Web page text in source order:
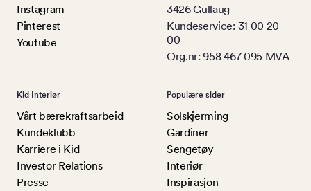
Instagram
Pinterest
Youtube
3426 Gullaug
Kundeservice: 31 00 20
00
Org.nr: 958 467 095 MVA
Kid Interiør
Vårt bærekraftsarbeid
Kundeklubb
Karriere i Kid
Investor Relations
Presse
Populære sider
Solskjerming
Gardiner
Sengetøy
Interiør
Inspirasjon